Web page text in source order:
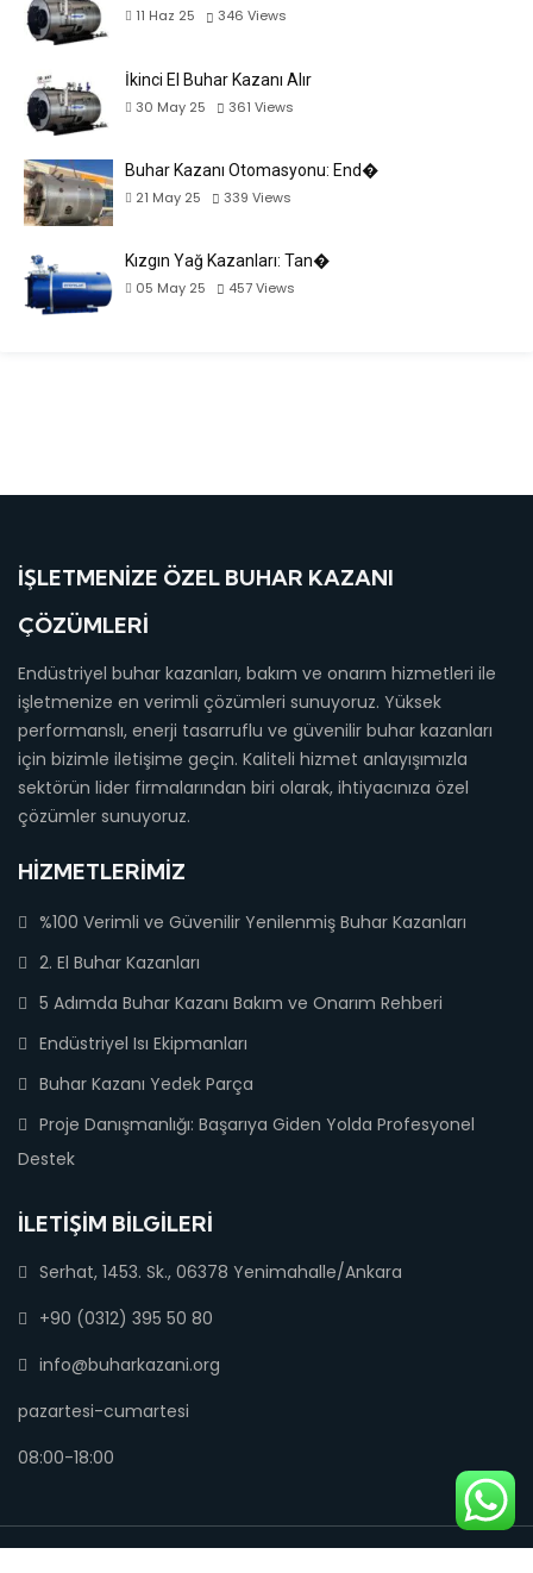
11 Haz 25
346 Views
İkinci El Buhar Kazanı Alır
30 May 25
361 Views
Buhar Kazanı Otomasyonu: End�
21 May 25
339 Views
Kızgın Yağ Kazanları: Tan�
05 May 25
457Views
İŞLETMENIZE ÖZEL BUHAR KAZANI
ÇÖZÜMLERI
Endüstriyel buhar kazanları, bakım ve onarım hizmetleri ile
işletmenize en verimli çözümleri sunuyoruz. Yüksek
performanslı, enerji tasarruflu ve güvenilir buhar kazanları
için bizimle iletişime geçin. Kaliteli hizmet anlayışımızla
sektörün lider firmalarından biri olarak, ihtiyacınıza özel
çözümler sunuyoruz.
HIZMETLERIMIZ
%100 Verimli ve Güvenilir Yenilenmiş Buhar Kazanları
2. El Buhar Kazanları
5 Adımda Buhar Kazanı Bakım ve Onarım Rehberi
Endüstriyel Isı Ekipmanları
Buhar Kazanı Yedek Parça
Proje Danışmanlığı: Başarıya Giden Yolda Profesyonel
Destek
İLETIŞIM BILGILERI
Serhat, 1453. Sk., 06378 Yenimahalle/Ankara
+90 (0312) 395 50 80
info@buharkazani.org
pazartesi-cumartesi
08:00-18:00